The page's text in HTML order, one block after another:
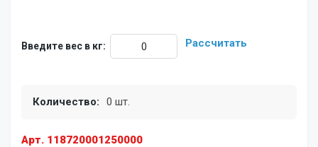
Арт. 118720001250000
Введите вес в кг: Рассчитать
Количество: 0 шт.